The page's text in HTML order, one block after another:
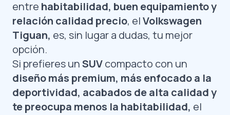
entre habitabilidad, buen equipamiento y
relación calidad precio, elVolkswagen
Tiguan, es, sin lugar a dudas, tu mejor
opción.
Si prefieres unSUVcompacto con un
diseño más premium, más enfocado a la
deportividad, acabados de alta calidad y
te preocupa menos la habitabilidad, el